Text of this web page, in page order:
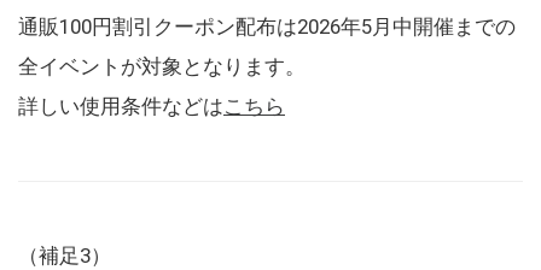
通販100円割引クーポン配布は2026年5月中開催までの
全イベントが対象となります。
詳しい使用条件などはこちら
（補足3）